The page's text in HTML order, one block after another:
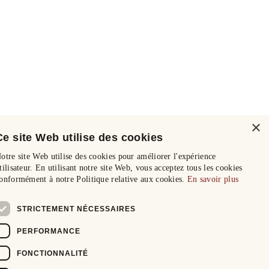
×
site Web utilise des cookies
site Web utilise des cookies pour améliorer l'expérience
En utilisant notre site Web, vous acceptez tous les cookies
à notre Politique relative aux cookies. En savoir plus
STRICTEMENT NÉCESSAIRES
PERFORMANCE
FONCTIONNALITÉ